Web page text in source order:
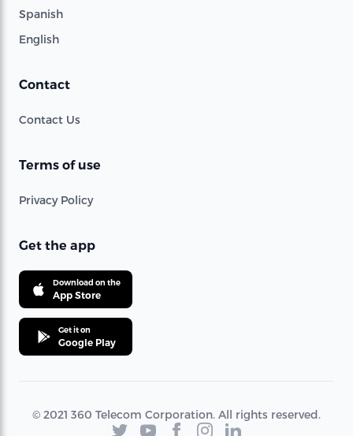
Spanish
English
Contact
Contact Us
Terms of use
Privacy Policy
Get the app
Download on the
App Store
Get it on
Google Play
© 2021 360 Telecom Corporation. All rights reserved.